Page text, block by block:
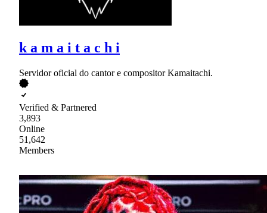
k a m a i t a c h i
Servidor oficial do cantor e compositor Kamaitachi.
Verified & Partnered
3,893
Online
51,642
Members